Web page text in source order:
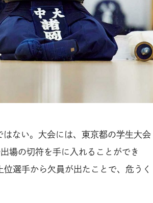
ない。大会には、東京都の学生大会
場の切符を手に入れることができ
選手から欠員が出たことで、危うく